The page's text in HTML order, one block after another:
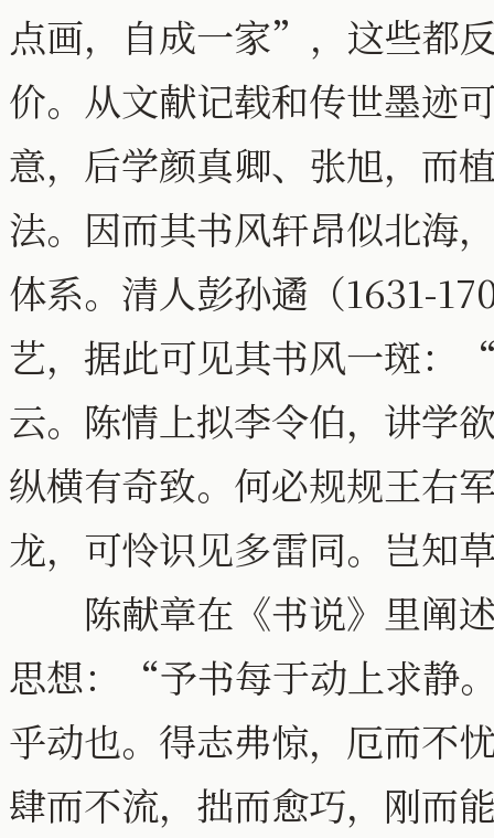
点画，自成一家”，这些都
价。从文献记载和传世墨迹
意，后学颜真卿、张旭，而
法。因而其书风轩昂似北海
体系。清人彭孙遹（1631-
艺，据此可见其书风一斑：
云。陈情上拟李令伯，讲学
纵横有奇致。何必规规王右
龙，可怜识见多雷同。岂知
陈献章在《书说》里阐
思想：“予书每于动上求静
乎动也。得志弗惊，厄而不
肆而不流，拙而愈巧，刚而